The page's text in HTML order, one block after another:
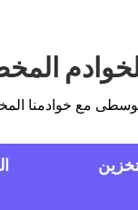
مع خوادمنا